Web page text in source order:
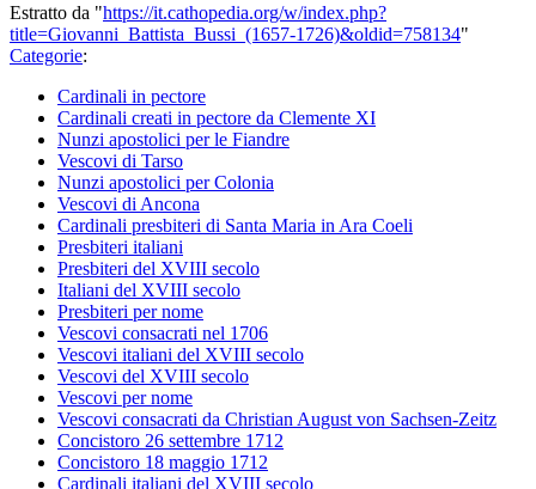
Estratto da "https://it.cathopedia.org/w/index.php?
title=Giovanni_Battista_Bussi_(1657-1726)&oldid=758134"
Categorie:
Cardinali in pectore
Cardinali creati in pectore da Clemente XI
Nunzi apostolici per le Fiandre
Vescovi di Tarso
Nunzi apostolici per Colonia
Vescovi di Ancona
Cardinali presbiteri di Santa Maria in Ara Coeli
Presbiteri italiani
Presbiteri del XVIII secolo
Italiani del XVIII secolo
Presbiteri per nome
Vescovi consacrati nel 1706
Vescovi italiani del XVIII secolo
Vescovi del XVIII secolo
Vescovi per nome
Vescovi consacrati da Christian August von Sachsen-Zeitz
Concistoro 26 settembre 1712
Concistoro 18 maggio 1712
Cardinali italiani del XVIII secolo